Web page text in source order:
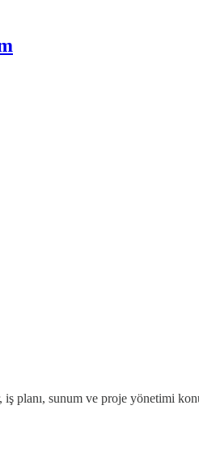
iş planı, sunum ve proje yönetimi